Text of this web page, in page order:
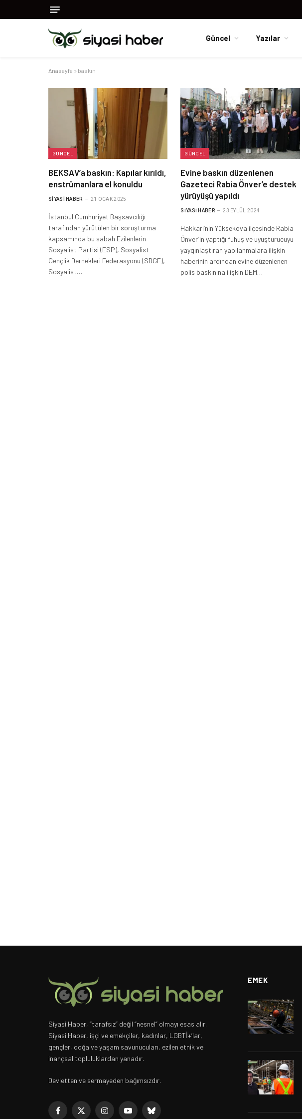
Güncel Yazılar
Anasayfa » baskın
GÜNCEL
BEKSAV’a baskın: Kapılar kırıldı,
enstrümanlara el konuldu
SIYASI HABER 21 OCAK 2025
İstanbul Cumhuriyet Başsavcılığı
tarafından yürütülen bir soruşturma
kapsamında bu sabah Ezilenlerin
Sosyalist Partisi (ESP), Sosyalist
Gençlik Dernekleri Federasyonu (SDGF),
Sosyalist…
GÜNCEL
Evine baskın düzenlenen
Gazeteci Rabia Önver’e destek
yürüyüşü yapıldı
SIYASI HABER 23 EYLÜL 2024
Hakkari’nin Yüksekova ilçesinde Rabia
Önver’in yaptığı fuhuş ve uyuşturucuyu
yaygınlaştıran yapılanmalara ilişkin
haberinin ardından evine düzenlenen
polis baskınına ilişkin DEM…
Siyasi Haber, “tarafsız” değil “nesnel” olmayı esas alır.
Siyasi Haber, işçi ve emekçiler, kadınlar, LGBTİ+’lar,
gençler, doğa ve yaşam savunucuları, ezilen etnik ve
inançsal topluluklardan yanadır.
Devletten ve sermayeden bağımsızdır.
Facebook
X InstagramYouTubeBluesky
EMEK